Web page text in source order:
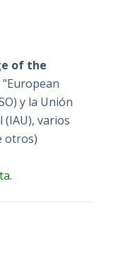
of the
y la Unión
varios
otros)